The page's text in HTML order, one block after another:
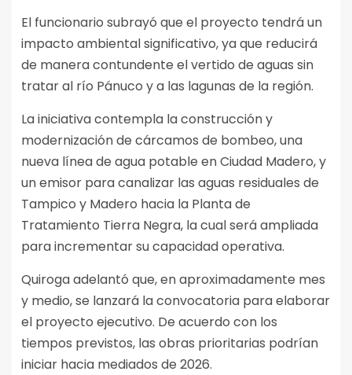
El funcionario subrayó que el proyecto tendrá un
impacto ambiental significativo, ya que reducirá
de manera contundente el vertido de aguas sin
tratar al río Pánuco y a las lagunas de la región.
La iniciativa contempla la construcción y
modernización de cárcamos de bombeo, una
nueva línea de agua potable en Ciudad Madero, y
un emisor para canalizar las aguas residuales de
Tampico y Madero hacia la Planta de
Tratamiento Tierra Negra, la cual será ampliada
para incrementar su capacidad operativa.
Quiroga adelantó que, en aproximadamente mes
y medio, se lanzará la convocatoria para elaborar
el proyecto ejecutivo. De acuerdo con los
tiempos previstos, las obras prioritarias podrían
iniciar hacia mediados de 2026.